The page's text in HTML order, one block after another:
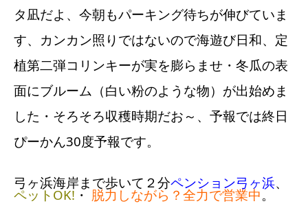
タ凪だよ、今朝もパーキング待ちが伸びていま
す、カンカン照りではないので海遊び日和、定
植第二弾コリンキーが実を膨らませ・冬瓜の表
面にブルーム（白い粉のような物）が出始めま
した・そろそろ収穫時期だお～、予報では終日
ぴーかん30度予報です。
弓ヶ浜海岸まで歩いて２分ペンション弓ヶ浜、
ペットOK! ・ 脱力しながら？全力で営業中。